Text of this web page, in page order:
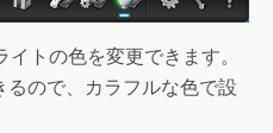
トの色を変更できます。
るので、カラフルな色で設